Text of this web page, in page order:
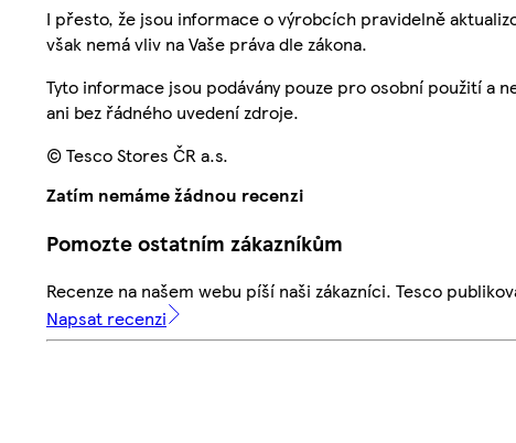
I přesto, že jsou informace o výrobcích pravidelně
však nemá vliv na Vaše práva dle zákona.
Tyto informace jsou podávány pouze pro osobní použití a
ani bez řádného uvedení zdroje.
© Tesco Stores ČR a.s.
Zatím nemáme žádnou recenzi
Pomozte ostatním zákazníkům
Recenze na našem webu píší naši zákazníci. Tesco
Napsat recenzi